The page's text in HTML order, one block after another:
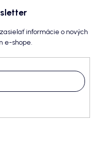
informácie o nových
e-shope.